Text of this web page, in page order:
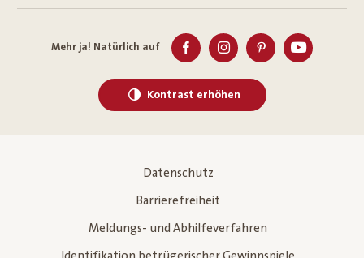
Mehr ja! Natürlich auf
Kontrast erhöhen
Datenschutz
Barrierefreiheit
Meldungs- und Abhilfeverfahren